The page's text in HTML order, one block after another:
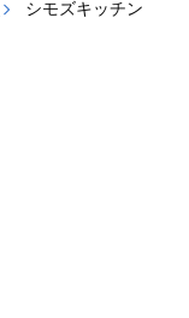
シモズキッチン